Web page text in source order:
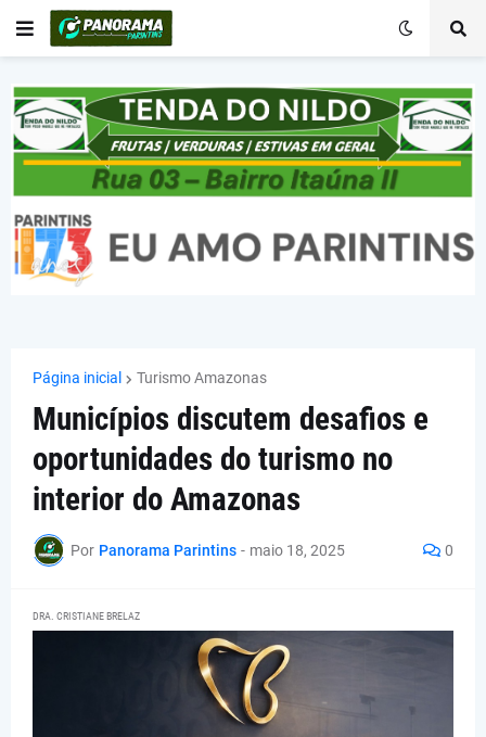
Página inicial Turismo Amazonas
Municípios discutem desafios e
oportunidades do turismo no
interior do Amazonas
Por Panorama Parintins - maio 18, 2025 0
DRA. CRISTIANE BRELAZ